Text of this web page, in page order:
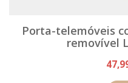
Porta-telemóveis
removível